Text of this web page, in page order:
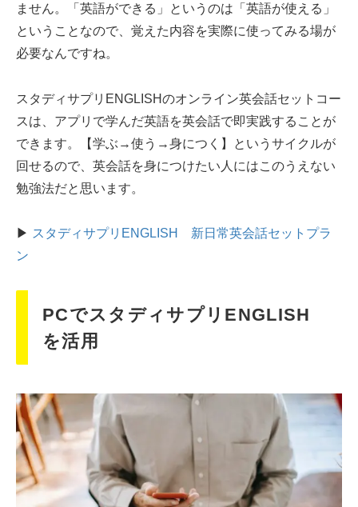
ません。「英語ができる」というのは「英語が使える」
ということなので、覚えた内容を実際に使ってみる場が
必要なんですね。
スタディサプリENGLISHのオンライン英会話セットコー
スは、アプリで学んだ英語を英会話で即実践することが
できます。【学ぶ→使う→身につく】というサイクルが
回せるので、英会話を身につけたい人にはこのうえない
勉強法だと思います。
▶ スタディサプリENGLISH 新日常英会話セットプラ
ン
PCでスタディサプリENGLISH
を活用